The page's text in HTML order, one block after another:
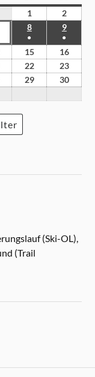
1
2
8
●
9
●
15
16
22
23
29
30
(Ski-OL),
(Trail